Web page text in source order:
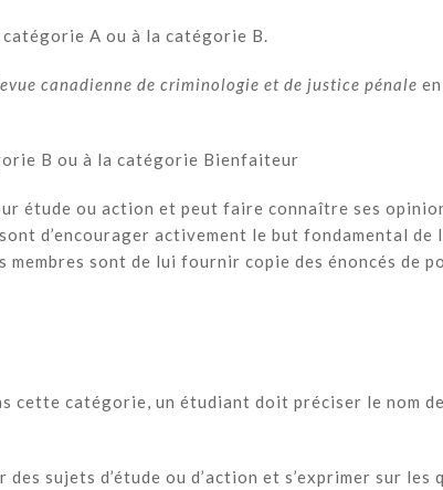
A ou à la catégorie B.
canadienne de criminologie et de justice pénale
B ou à la catégorie Bienfaiteur
étude ou action et peut faire connaître ses
d’encourager activement le but fondamental
membres sont de lui fournir copie des énoncés de
cette catégorie, un étudiant doit préciser le nom
sujets d’étude ou d’action et s’exprimer sur